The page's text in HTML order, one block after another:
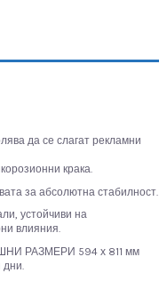
да се слагат рекламни
крака.
за абсолютна стабилност.
устойчиви на
влияния.
РАЗМЕРИ 594 х 811 мм
дни.